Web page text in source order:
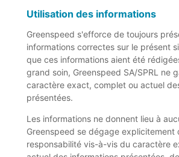
Utilisation des informations
Greenspeed s'efforce de toujours
informations correctes sur le présent
que ces informations aient été
grand soin, Greenspeed SA/SPRL ne
caractère exact, complet ou actuel
présentées.
Les informations ne donnent lieu à
Greenspeed se dégage explicitement
responsabilité vis-à-vis du caractère